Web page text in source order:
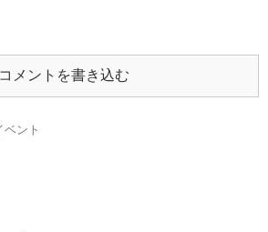
コメントを書き込む
ベント